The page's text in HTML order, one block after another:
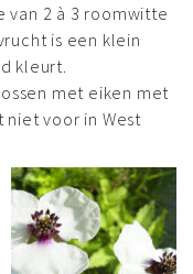
2 à 3 roomwitte
is een klein
kleurt.
met eiken met
voor in West